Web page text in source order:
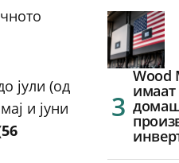
јули (од
и јуни
56
Wood
имаат